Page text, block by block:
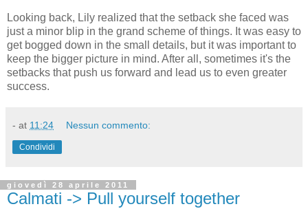
Looking back, Lily realized that the setback she faced was
just a minor blip in the grand scheme of things. It was easy to
get bogged down in the small details, but it was important to
keep the bigger picture in mind. After all, sometimes it's the
setbacks that push us forward and lead us to even greater
success.
- at 11:24 Nessun commento:
Condividi
giovedì 28 aprile 2011
Calmati -> Pull yourself together